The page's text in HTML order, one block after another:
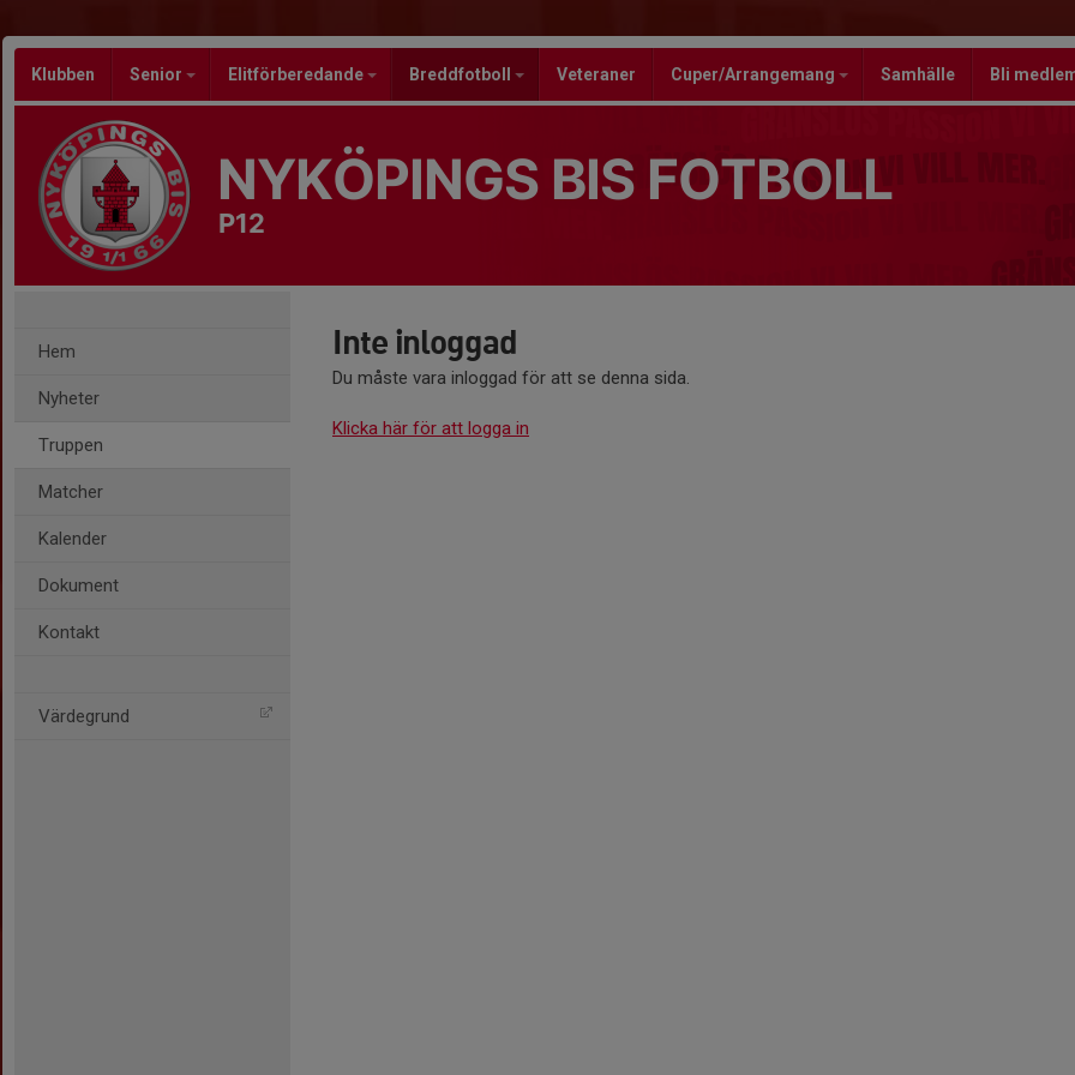
Klubben Senior Elitförberedande Breddfotboll Veteraner Cuper/Arrangemang Samhälle Bli
NYKÖPINGS BIS FOTBOLL
P12
Hem
Nyheter
Truppen
Matcher
Kalender
Dokument
Kontakt
Värdegrund
Inte inloggad
Du måste vara inloggad för att se denna sida.
Klicka här för att logga in